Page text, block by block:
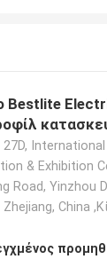
Bestlite
27D, International
& Exhibition
Road, Yinzhou
Zhejiang, China